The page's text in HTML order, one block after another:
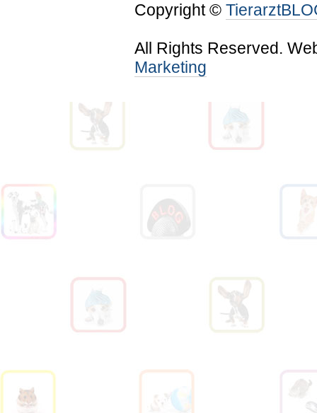
Copyright ©
All Rights Reserved.
Marketing